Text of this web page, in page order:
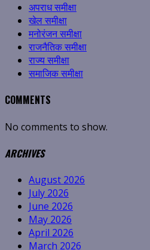
अपराध समीक्षा
खेल समीक्षा
मनोरंजन समीक्षा
राजनैतिक समीक्षा
राज्य समीक्षा
समाजिक समीक्षा
COMMENTS
No comments to show.
ARCHIVES
August 2026
July 2026
June 2026
May 2026
April 2026
March 2026